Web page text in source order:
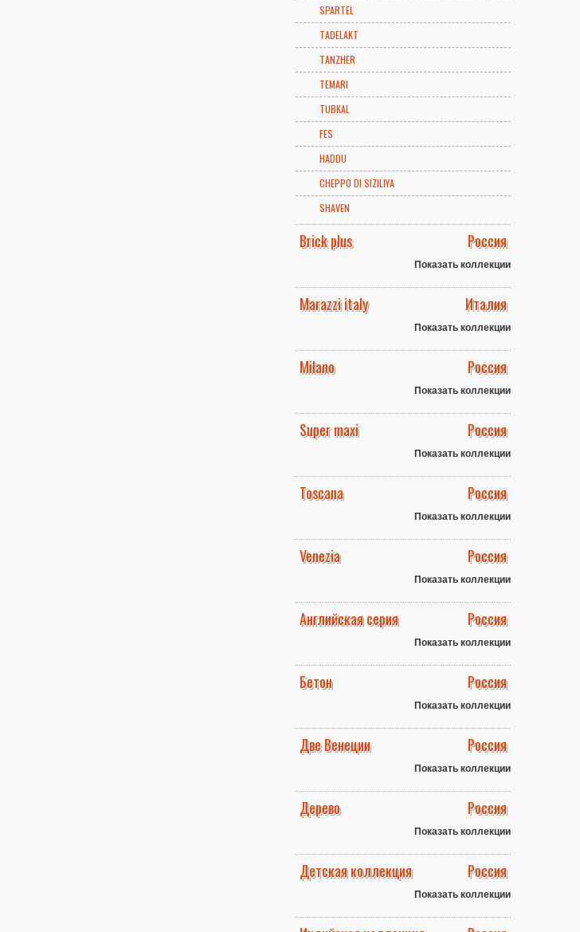
SPARTEL
TADELAKT
TANZHER
TEMARI
TUBKAL
FES
HADDU
CHEPPO DI SIZILIYA
SHAVEN
Brick plus Россия
Показать коллекции
Marazzi italy Италия
Показать коллекции
Milano Россия
Показать коллекции
Super maxi Россия
Показать коллекции
Toscana Россия
Показать коллекции
Venezia Россия
Показать коллекции
Английская серия Россия
Показать коллекции
Бетон Россия
Показать коллекции
Две Венеции Россия
Показать коллекции
Дерево Россия
Показать коллекции
Детская коллекция Россия
Показать коллекции